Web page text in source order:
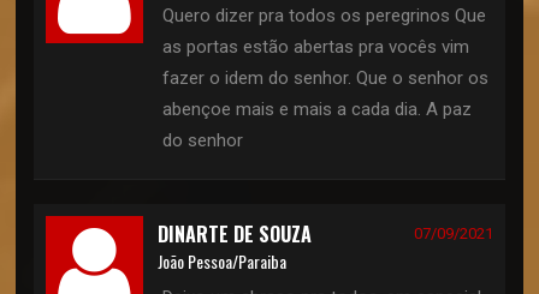
Quero dizer pra todos os peregrinos Que
as portas estão abertas pra vocês vim
fazer o idem do senhor. Que o senhor os
abençoe mais e mais a cada dia. A paz
do senhor
DINARTE DE SOUZA 07/09/2021
João Pessoa/Paraiba